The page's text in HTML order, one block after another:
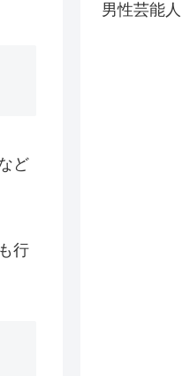
ど
行
男性芸能人